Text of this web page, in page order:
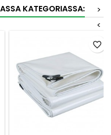
KATEGORIASSA:
>
<
favorite_border